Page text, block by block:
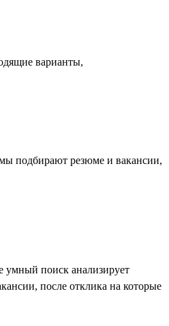
варианты,
подбирают резюме и вакансии,
умный поиск анализирует
после отклика на которые